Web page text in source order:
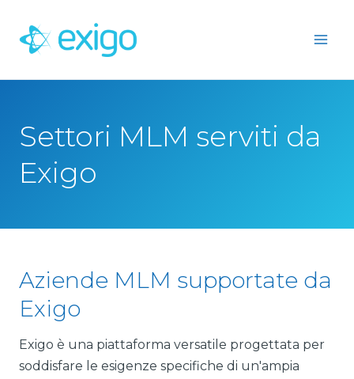
contenuto
Settori MLM serviti da
Exigo
Aziende MLM supportate da
Exigo
Exigo è una piattaforma versatile progettata per
soddisfare le esigenze specifiche di un'ampia